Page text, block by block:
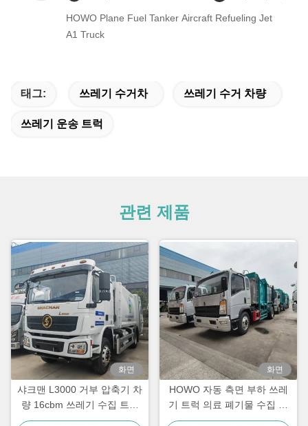
HOWO Plane Fuel Tanker Aircraft Refueling Jet
A1 Truck
태그: 쓰레기 수거차 쓰레기 수거 차량
쓰레기 운송 트럭
관련 제품
화면
샤크맨 L3000 거부 압축기 차
량 16cbm 쓰레기 수집 트럭
260HP
화면
HOWO 자동 측면 부하 쓰레
기 트럭 의료 폐기물 수집 트
럭